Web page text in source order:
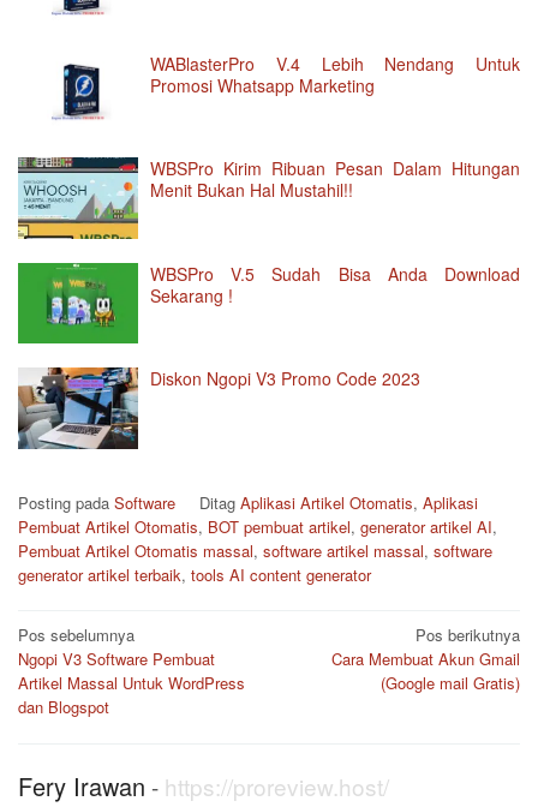
WABlasterPro V.4 Lebih Nendang Untuk
Promosi Whatsapp Marketing
WBSPro Kirim Ribuan Pesan Dalam Hitungan
Menit Bukan Hal Mustahil!!
WBSPro V.5 Sudah Bisa Anda Download
Sekarang !
Diskon Ngopi V3 Promo Code 2023
Posting pada Software Ditag Aplikasi Artikel Otomatis, Aplikasi
Pembuat Artikel Otomatis, BOT pembuat artikel, generator artikel AI,
Pembuat Artikel Otomatis massal, software artikel massal, software
generator artikel terbaik, tools AI content generator
Navigasi
pos
Pos sebelumnya
Ngopi V3 Software Pembuat
Artikel Massal Untuk WordPress
dan Blogspot
Pos berikutnya
Cara Membuat Akun Gmail
(Google mail Gratis)
Fery Irawan - https://proreview.host/